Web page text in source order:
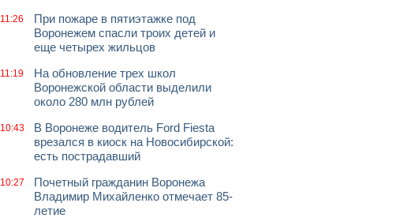
11:26
При пожаре в пятиэтажке под
Воронежем спасли троих детей и
еще четырех жильцов
11:19
На обновление трех школ
Воронежской области выделили
около 280 млн рублей
10:43
В Воронеже водитель Ford Fiesta
врезался в киоск на Новосибирской:
есть пострадавший
10:27
Почетный гражданин Воронежа
Владимир Михайленко отмечает 85-
летие